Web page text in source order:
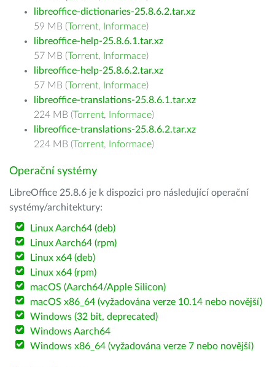
libreoffice-dictionaries-25.8.6.2.tar.xz
59 MB (Torrent, Informace)
libreoffice-help-25.8.6.1.tar.xz
57 MB (Torrent, Informace)
libreoffice-help-25.8.6.2.tar.xz
57 MB (Torrent, Informace)
libreoffice-translations-25.8.6.1.tar.xz
224 MB (Torrent, Informace)
libreoffice-translations-25.8.6.2.tar.xz
224 MB (Torrent, Informace)
Operační systémy
LibreOffice 25.8.6 je k dispozici pro následující operační
systémy/architektury:
Linux Aarch64 (deb)
Linux Aarch64 (rpm)
Linux x64 (deb)
Linux x64 (rpm)
macOS (Aarch64/Apple Silicon)
macOS x86_64 (vyžadována verze 10.14 nebo novější)
Windows (32 bit, deprecated)
Windows Aarch64
Windows x86_64 (vyžadována verze 7 nebo novější)